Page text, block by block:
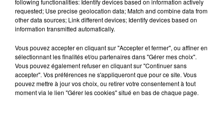
Musique
7 août 2026
Sensation » avec Kylie Minogue
requested; Use precise geolocation data; Match and combine data from
other data sources; Link different devices; Identify devices based on
information transmitted automatically.
Vous pouvez accepter en cliquant sur "Accepter et fermer", ou affiner en
sélectionnant les finalités et/ou partenaires dans "Gérer mes choix".
Vous pouvez également refuser en cliquant sur "Continuer sans
accepter". Vos préférences ne s'appliqueront que pour ce site. Vous
pouvez mettre à jour vos choix, ou retirer votre consentement à tout
moment via le lien "Gérer les cookies" situé en bas de chaque page.